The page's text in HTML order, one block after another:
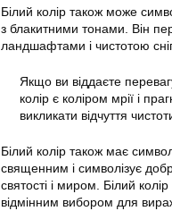
Білий колір також може
з блакитними тонами. Він
ландшафтами і чистотою
Якщо ви віддаєте
колір є коліром мрії і
викликати відчуття
Білий колір також має
священним і символізує
святості і миром. Білий
відмінним вибором для